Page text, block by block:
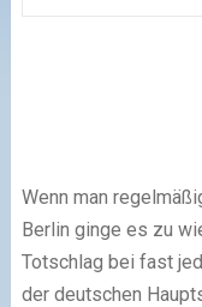
Wenn man
Berlin ginge es zu
Totschlag bei fast
der deutschen